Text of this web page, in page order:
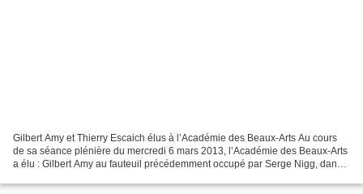
Gilbert Amy et Thierry Escaich élus à l’Académie des Beaux-Arts Au cours
de sa séance plénière du mercredi 6 mars 2013, l’Académie des Beaux-Arts
a élu : Gilbert Amy au fauteuil précédemment occupé par Serge Nigg, dans